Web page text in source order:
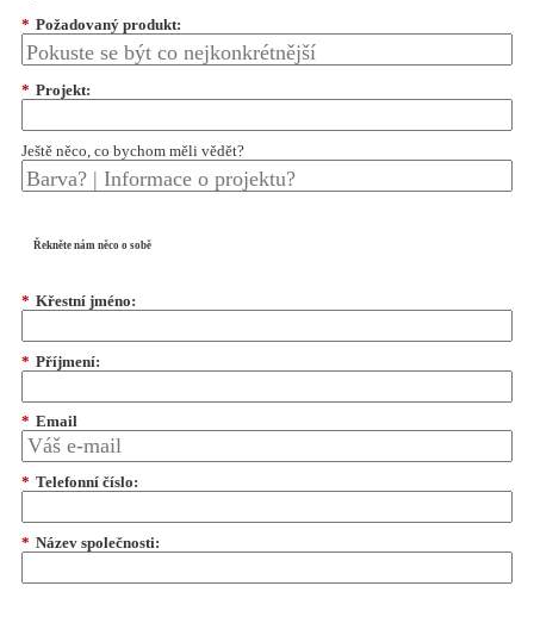
* Požadovaný produkt:
* Projekt:
Ještě něco, co bychom měli vědět?
Řekněte nám něco o sobě
* Křestní jméno:
* Příjmení:
* Email
* Telefonní číslo:
* Název společnosti: